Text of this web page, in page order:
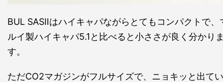
BUL SASⅡはハイキャパながらとてもコンパクトで、
ルイ製ハイキャパ5.1と比べると小ささが良く分かり
す。
ただCO2マガジンがフルサイズで、ニョキッと出てい